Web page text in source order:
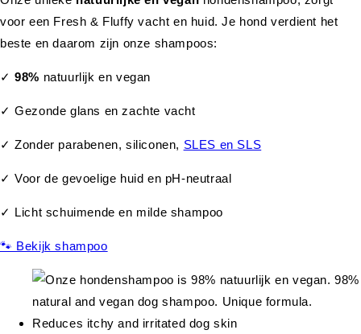
voor een Fresh & Fluffy vacht en huid. Je hond verdient het
beste en daarom zijn onze shampoos:
✓98% natuurlijk en vegan
✓ Gezonde glans en zachte vacht
✓ Zonder parabenen, siliconen, SLES en SLS
✓ Voor de gevoelige huid en pH-neutraal
✓ Licht schuimende en milde shampoo
🐾 Bekijk shampoo